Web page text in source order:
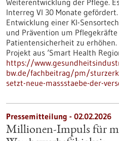
Weiterentwicklung der Pflege.
Interreg VI 30 Monate
Entwicklung einer KI-
und Prävention um
Patientensicherheit zu
Projekt aus ‘Smart Health
https://
bw.de/fachbeitrag/pm/
setzt-neue-massstaebe-der-
Pressemitteilung - 02.02.2026
Millionen-Impuls für